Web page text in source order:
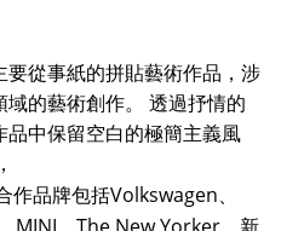
從事紙的拼貼藝術作品，涉
域的藝術創作。 透過抒情的
品中保留空白的極簡主義風
作品牌包括Volkswagen
、新